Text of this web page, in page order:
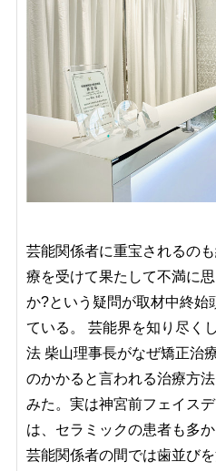
芸能関係者に重宝されるの
療を受けて果たして不満に
か?という疑問が取材中終始
ている。 芸能界を知り尽く
法 柴山理事長がなぜ矯正治
のかかると言われる治療方
みた。実は神宮前フェイス
は、セラミックの患者も多
芸能関係者の間では歯並び